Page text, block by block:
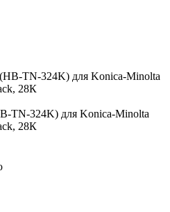
TN-324K) для Konica-Minolta
28К